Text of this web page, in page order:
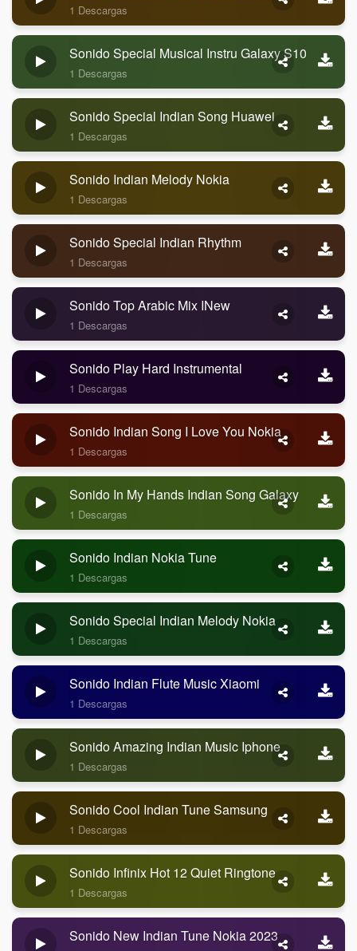
1 Descargas
Sonido Special Musical Instru Galaxy S10
1 Descargas
Sonido Special Indian Song Huawei
1 Descargas
Sonido Indian Melody Nokia
1 Descargas
Sonido Special Indian Rhythm
1 Descargas
Sonido Top Arabic Mix INew
1 Descargas
Sonido Play Hard Instrumental
1 Descargas
Sonido Indian Song I Love You Nokia
1 Descargas
Sonido In My Hands Indian Song Galaxy
1 Descargas
Sonido Indian Nokia Tune
1 Descargas
Sonido Special Indian Melody Nokia
1 Descargas
Sonido Indian Flute Music Xiaomi
1 Descargas
Sonido Amazing Indian Music Iphone
1 Descargas
Sonido Cool Indian Tune Samsung
1 Descargas
Sonido Infinix Hot 12 Quiet Ringtone
1 Descargas
Sonido New Indian Tune Nokia 2023